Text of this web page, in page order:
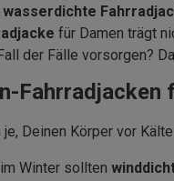
wasserdichte
für Damen trägt
der Fälle vorsorgen?
Fahrradjacken
Deinen Körper vor
Winter sollten